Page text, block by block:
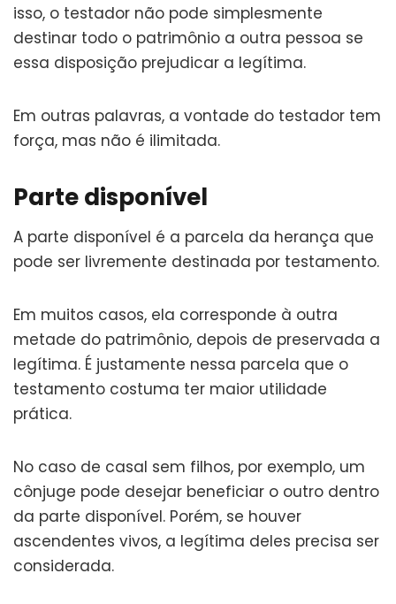
isso, o testador não pode simplesmente
destinar todo o patrimônio a outra pessoa se
essa disposição prejudicar a legítima.
Em outras palavras, a vontade do testador tem
força, mas não é ilimitada.
Parte disponível
A parte disponível é a parcela da herança que
pode ser livremente destinada por testamento.
Em muitos casos, ela corresponde à outra
metade do patrimônio, depois de preservada a
legítima. É justamente nessa parcela que o
testamento costuma ter maior utilidade
prática.
No caso de casal sem filhos, por exemplo, um
cônjuge pode desejar beneficiar o outro dentro
da parte disponível. Porém, se houver
ascendentes vivos, a legítima deles precisa ser
considerada.